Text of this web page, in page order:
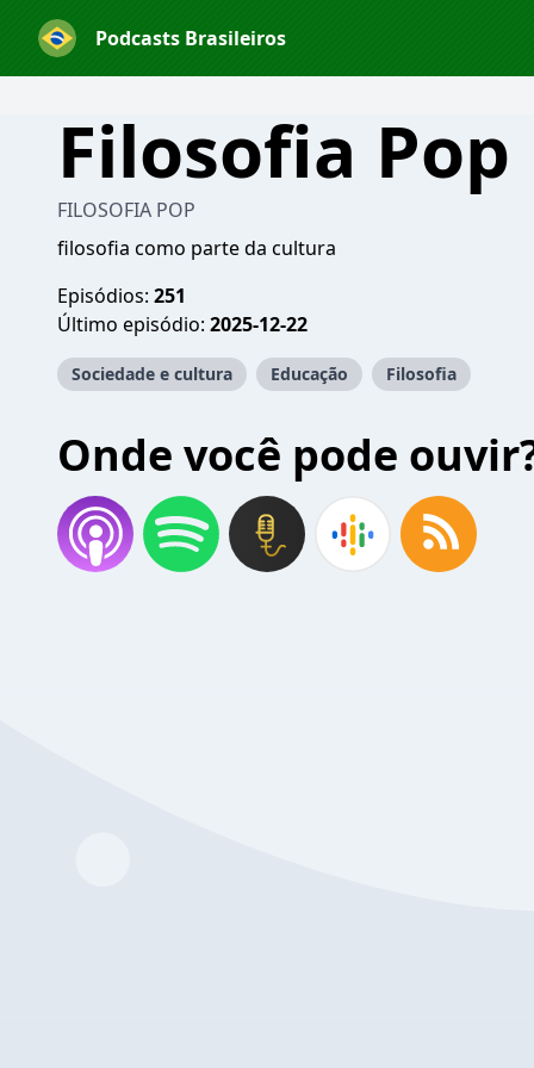
Podcasts Brasileiros
Filosofia Pop
FILOSOFIA POP
filosofia como parte da cultura
Episódios: 251
Último episódio: 2025-12-22
Sociedade e cultura Educação Filosofia
Onde você pode